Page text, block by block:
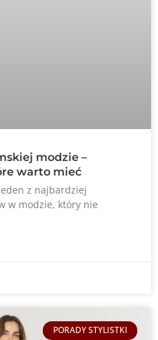
modzie –
warto mieć
z najbardziej
w modzie, który nie
PORADY STYLISTKI